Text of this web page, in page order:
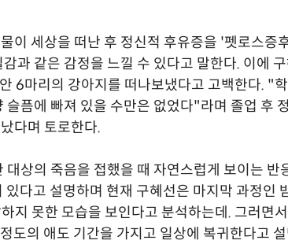
이 세상을 떠난 후 정신적 후유증을 '펫로스증
과 같은 감정을 느낄 수 있다고 말한다. 이에
6마리의 강아지를 떠나보냈다고 고백한다. "
슬픔에 빠져 있을 수만은 없었다"라며 졸업 후
다며 토로한다.
대상의 죽음을 접했을 때 자연스럽게 보이는 반
다고 설명하며 현재 구혜선은 마지막 과정인
지 못한 모습을 보인다고 분석하는데. 그러면서
도의 애도 기간을 가지고 일상에 복귀한다고